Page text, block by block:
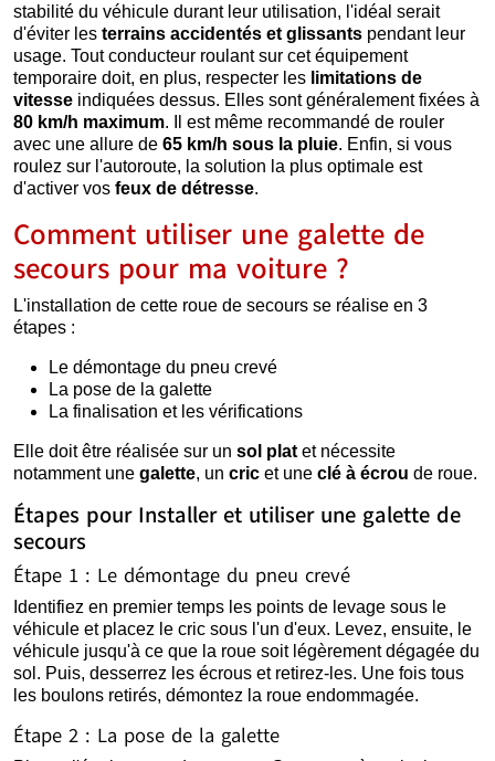
stabilité du véhicule durant leur utilisation, l'idéal serait
d'éviter les terrains accidentés et glissants pendant leur
usage. Tout conducteur roulant sur cet équipement
temporaire doit, en plus, respecter les limitations de
vitesse indiquées dessus. Elles sont généralement fixées à
80 km/h maximum. Il est même recommandé de rouler
avec une allure de 65 km/h sous la pluie. Enfin, si vous
roulez sur l'autoroute, la solution la plus optimale est
d'activer vos feux de détresse.
Comment utiliser une galette de
secours pour ma voiture ?
L'installation de cette roue de secours se réalise en 3
étapes :
Le démontage du pneu crevé
La pose de la galette
La finalisation et les vérifications
Elle doit être réalisée sur un sol plat et nécessite
notamment une galette, un cric et une clé à écrou de roue.
Étapes pour Installer et utiliser une galette de
secours
Étape 1 : Le démontage du pneu crevé
Identifiez en premier temps les points de levage sous le
véhicule et placez le cric sous l'un d'eux. Levez, ensuite, le
véhicule jusqu'à ce que la roue soit légèrement dégagée du
sol. Puis, desserrez les écrous et retirez-les. Une fois tous
les boulons retirés, démontez la roue endommagée.
Étape 2 : La pose de la galette